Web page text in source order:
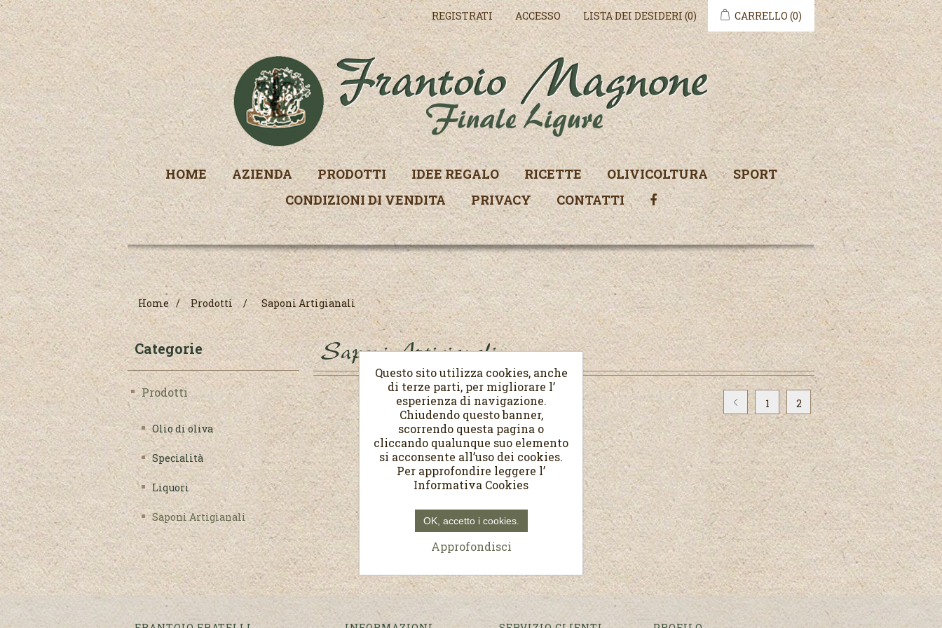
REGISTRATI ACCESSO LISTA DEI DESIDERI(0) CARRELLO (0)
HOME AZIENDA PRODOTTI IDEE REGALO RICETTE OLIVICOLTURA
SPORT
CONDIZIONI DI VENDITA
PRIVACY CONTATTI
Home / Prodotti / Saponi Artigianali
Categorie
Prodotti
Olio di oliva
Specialità
Liquori
Saponi Artigianali
Saponi Artigianali
1 2
Questo sito utilizza cookies, anche
di terze parti, per migliorare l’
esperienza di navigazione.
Chiudendo questo banner,
scorrendo questa pagina o
cliccando qualunque suo elemento
si acconsente all’uso dei cookies.
Per approfondire leggere l’
Informativa Cookies
OK, accetto i cookies.
Approfondisci